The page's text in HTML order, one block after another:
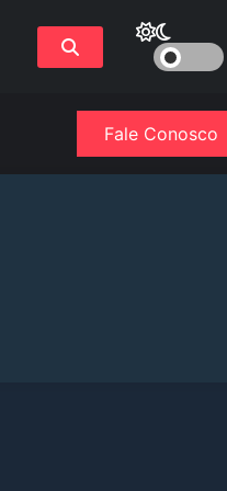
Fale Conosco